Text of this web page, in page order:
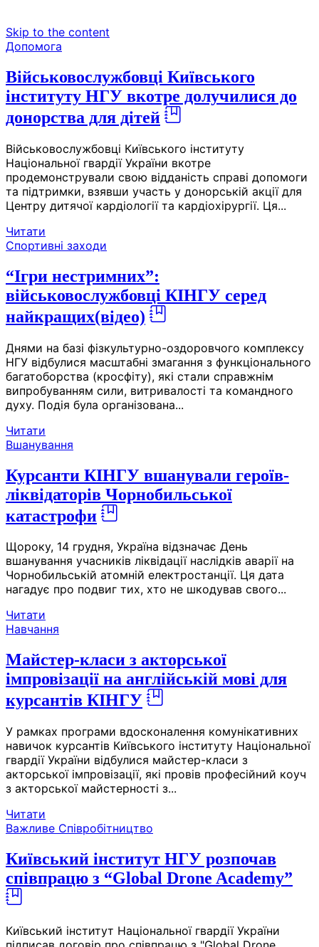
Skip to the content
Допомога
Військовослужбовці Київського
інституту НГУ вкотре долучилися до
донорства для дітей
Військовослужбовці Київського інституту
Національної гвардії України вкотре
продемонстрували свою відданість справі допомоги
та підтримки, взявши участь у донорській акції для
Центру дитячої кардіології та кардіохірургії. Ця...
Читати
Спортивні заходи
“Ігри нестримних”:
військовослужбовці КІНГУ серед
найкращих(відео)
Днями на базі фізкультурно-оздоровчого комплексу
НГУ відбулися масштабні змагання з функціонального
багатоборства (кросфіту), які стали справжнім
випробуванням сили, витривалості та командного
духу. Подія була організована...
Читати
Вшанування
Курсанти КІНГУ вшанували героїв-
ліквідаторів Чорнобильської
катастрофи
Щороку, 14 грудня, Україна відзначає День
вшанування учасників ліквідації наслідків аварії на
Чорнобильській атомній електростанції. Ця дата
нагадує про подвиг тих, хто не шкодував свого...
Читати
Навчання
Майстер-класи з акторської
імпровізації на англійській мові для
курсантів КІНГУ
У рамках програми вдосконалення комунікативних
навичок курсантів Київського інституту Національної
гвардії України відбулися майстер-класи з
акторської імпровізації, які провів професійний коуч
з акторської майстерності з...
Читати
Важливе Співробітництво
Київський інститут НГУ розпочав
співпрацю з “Global Drone Academy”
Київський інститут Національної гвардії України